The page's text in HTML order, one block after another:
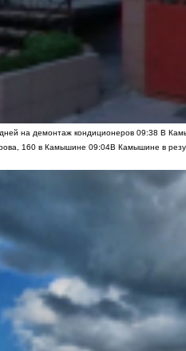
на демонтаж кондиционеров 09:38 В
160 в Камышине 09:04В Камышине в